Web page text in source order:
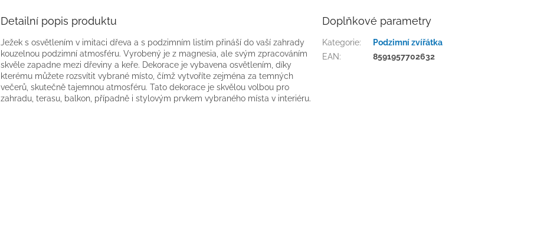
Detailní popis produktu
Ježek s osvětlením v imitaci dřeva a s podzimním listím přináší do vaší zahrady
kouzelnou podzimní atmosféru. Vyrobený je z magnesia, ale svým zpracováním
skvěle zapadne mezi dřeviny a keře. Dekorace je vybavena osvětlením, díky
kterému můžete rozsvítit vybrané místo, čímž vytvoříte zejména za temných
večerů, skutečně tajemnou atmosféru. Tato dekorace je skvělou volbou pro
zahradu, terasu, balkon, případně i stylovým prvkem vybraného místa v interiéru.
Doplňkové parametry
Kategorie:
Podzimní zvířátka
EAN: 8591957702632